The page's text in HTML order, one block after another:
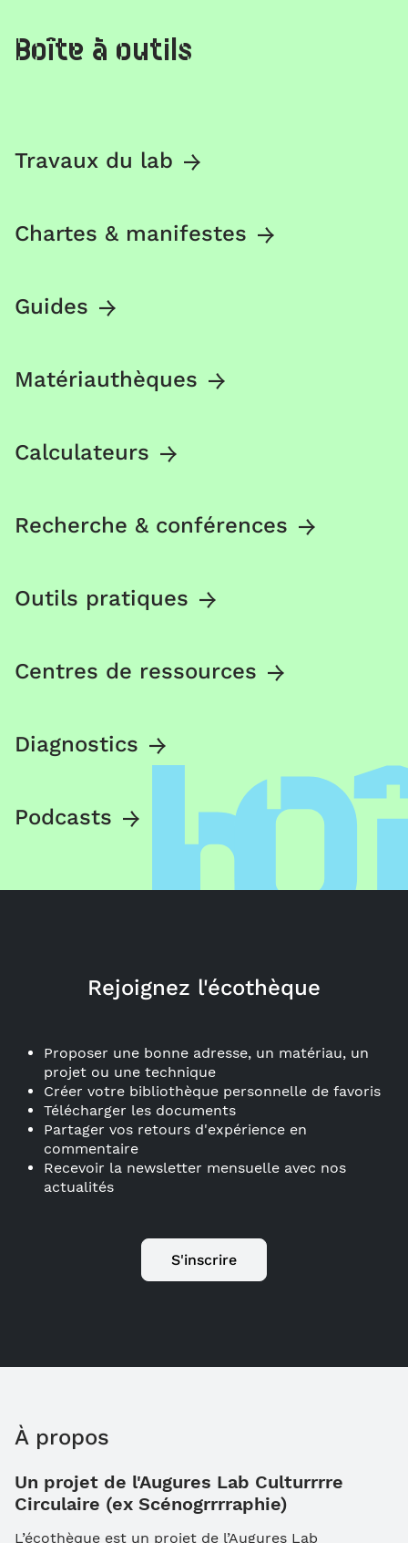
Boîte à outils
Travaux du lab
Chartes & manifestes
Guides
Matériauthèques
Calculateurs
Recherche & conférences
Outils pratiques
Centres de ressources
Diagnostics
Podcasts
Rejoignez l'écothèque
Proposer une bonne adresse, un matériau, un
projet ou une technique
Créer votre bibliothèque personnelle de favoris
Télécharger les documents
Partager vos retours d'expérience en
commentaire
Recevoir la newsletter mensuelle avec nos
actualités
S'inscrire
À propos
Un projet de l'Augures Lab Culturrrre
Circulaire (ex Scénogrrrraphie)
L’écothèque est un projet de l’Augures Lab